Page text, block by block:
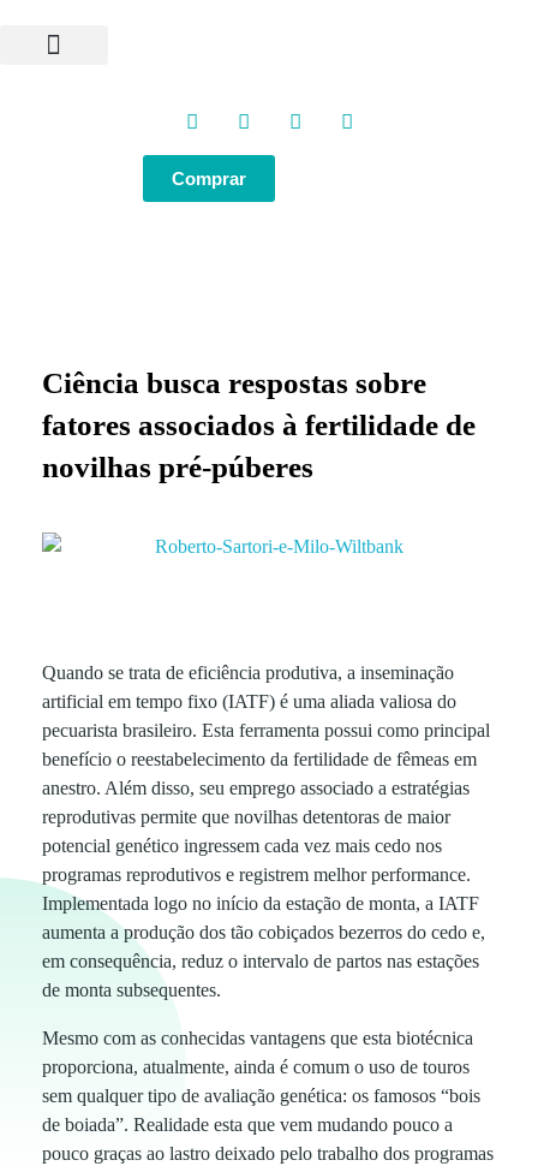
Comprar
Ciência busca respostas sobre
fatores associados à fertilidade de
novilhas pré-púberes
C
i
ê
n
c
i
a
b
Quando se trata de eficiência produtiva, a inseminação
artificial em tempo fixo (IATF) é uma aliada valiosa do
pecuarista brasileiro. Esta ferramenta possui como principal
benefício o reestabelecimento da fertilidade de fêmeas em
anestro. Além disso, seu emprego associado a estratégias
reprodutivas permite que novilhas detentoras de maior
potencial genético ingressem cada vez mais cedo nos
programas reprodutivos e registrem melhor performance.
Implementada logo no início da estação de monta, a IATF
aumenta a produção dos tão cobiçados bezerros do cedo e,
em consequência, reduz o intervalo de partos nas estações
de monta subsequentes.
Mesmo com as conhecidas vantagens que esta biotécnica
proporciona, atualmente, ainda é comum o uso de touros
sem qualquer tipo de avaliação genética: os famosos “bois
de boiada”. Realidade esta que vem mudando pouco a
pouco graças ao lastro deixado pelo trabalho dos programas